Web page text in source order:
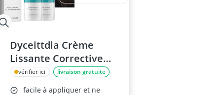
Dyceittdia Crème
Lissante Corrective
aux Protéines 2pcs
vérifier ici livraison gratuite
facile à appliquer et ne